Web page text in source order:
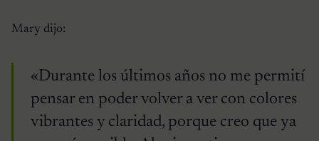
Mary dijo:
«Durante los últimos años no me permití
pensar en poder volver a ver con colores
vibrantes y claridad, porque creo que ya